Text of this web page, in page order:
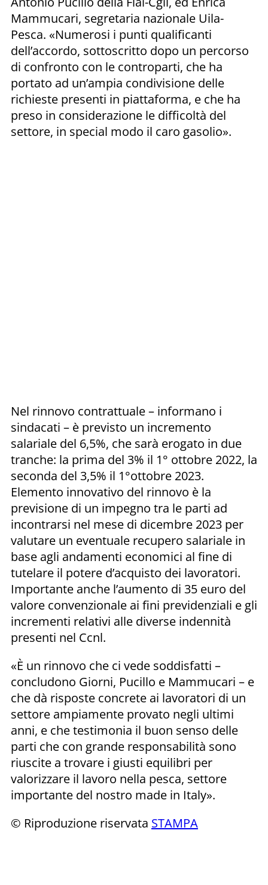
Mammucari, segretaria nazionale Uila-
Pesca. «Numerosi i punti qualificanti
dell’accordo, sottoscritto dopo un percorso
di confronto con le controparti, che ha
portato ad un’ampia condivisione delle
richieste presenti in piattaforma, e che ha
preso in considerazione le difficoltà del
settore, in special modo il caro gasolio».
Nel rinnovo contrattuale – informano i
sindacati – è previsto un incremento
salariale del 6,5%, che sarà erogato in due
tranche: la prima del 3% il 1° ottobre 2022, la
seconda del 3,5% il 1°ottobre 2023.
Elemento innovativo del rinnovo è la
previsione di un impegno tra le parti ad
incontrarsi nel mese di dicembre 2023 per
valutare un eventuale recupero salariale in
base agli andamenti economici al fine di
tutelare il potere d’acquisto dei lavoratori.
Importante anche l’aumento di 35 euro del
valore convenzionale ai fini previdenziali e gli
incrementi relativi alle diverse indennità
presenti nel Ccnl.
«È un rinnovo che ci vede soddisfatti –
concludono Giorni, Pucillo e Mammucari – e
che dà risposte concrete ai lavoratori di un
settore ampiamente provato negli ultimi
anni, e che testimonia il buon senso delle
parti che con grande responsabilità sono
riuscite a trovare i giusti equilibri per
valorizzare il lavoro nella pesca, settore
importante del nostro made in Italy».
© Riproduzione riservata STAMPA